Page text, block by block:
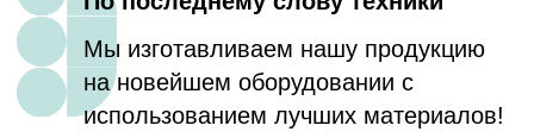
изготовления заказа!
ОТЗЫВЫ